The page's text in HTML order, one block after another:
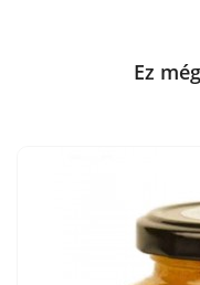
Ez